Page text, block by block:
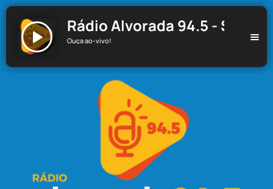
Rádio Alvorada 94.5 - Santa
Ouça ao-vivo!